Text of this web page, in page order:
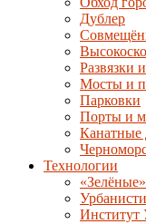
Дублер
Развязки
Мосты и
Парковки
Порты и
Канатные
Технологии
Институт